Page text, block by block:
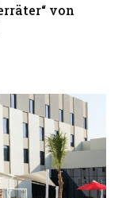
von